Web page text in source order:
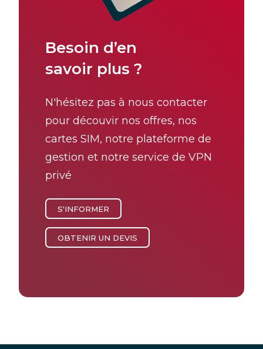
Besoin d’en
savoir plus ?
N'hésitez pas à nous contacter
pour découvir nos offres, nos
cartes SIM, notre plateforme de
gestion et notre service de VPN
privé
S'INFORMER
OBTENIR UN DEVIS